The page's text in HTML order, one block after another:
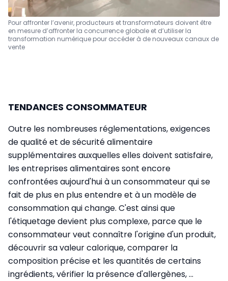
Pour affronter l’avenir, producteurs et transformateurs doivent être
en mesure d’affronter la concurrence globale et d’utiliser la
transformation numérique pour accéder à de nouveaux canaux de
vente
TENDANCES CONSOMMATEUR
Outre les nombreuses réglementations, exigences
de qualité et de sécurité alimentaire
supplémentaires auxquelles elles doivent satisfaire,
les entreprises alimentaires sont encore
confrontées aujourd'hui à un consommateur qui se
fait de plus en plus entendre et à un modèle de
consommation qui change. C'est ainsi que
l'étiquetage devient plus complexe, parce que le
consommateur veut connaître l'origine d'un produit,
découvrir sa valeur calorique, comparer la
composition précise et les quantités de certains
ingrédients, vérifier la présence d'allergènes, ...